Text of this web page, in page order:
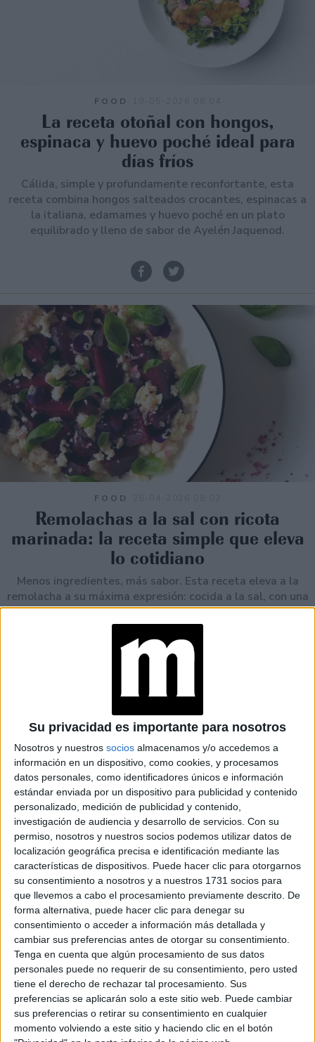
Su privacidad es importante para nosotros
Nosotros y nuestros socios almacenamos y/o accedemos a
información en un dispositivo, como cookies, y procesamos
datos personales, como identificadores únicos e información
estándar enviada por un dispositivo para publicidad y contenido
personalizado, medición de publicidad y contenido,
investigación de audiencia y desarrollo de servicios. Con su
permiso, nosotros y nuestros socios podemos utilizar datos de
localización geográfica precisa e identificación mediante las
características de dispositivos. Puede hacer clic para otorgarnos
su consentimiento a nosotros y a nuestros 1731 socios para
que llevemos a cabo el procesamiento previamente descrito. De
forma alternativa, puede hacer clic para denegar su
consentimiento o acceder a información más detallada y
cambiar sus preferencias antes de otorgar su consentimiento.
Tenga en cuenta que algún procesamiento de sus datos
personales puede no requerir de su consentimiento, pero usted
tiene el derecho de rechazar tal procesamiento. Sus
preferencias se aplicarán solo a este sitio web. Puede cambiar
sus preferencias o retirar su consentimiento en cualquier
momento volviendo a este sitio y haciendo clic en el botón
FOOD
La receta otoñal con hongos,
espinaca y huevo poché ideal para
días fríos
Cálida, simple y profundamente reconfortante, esta
receta combina hongos salteados crocantes, espinacas a
la italiana, edamames y huevo poché en un plato
equilibrado y lleno de sabor de Ayelén Jaquenod.
FOOD
Remolachas a la sal con ricota
marinada: la receta simple que eleva
lo cotidiano
Menos ingredientes, más sabor. Esta receta eleva a la
remolacha a su máxima expresión: cocida a la sal, con una
textura intensa y acompañada por la frescura de una
ricota marinada y albahaca. Un plato de Aye Jaquenod
que demuestra que lo simple también puede ser
extraordinario.
FOOD01-04-2026 17:02
Receta de otoño: cómo hacer
zanahorias asadas con hummus
casero
Simple, cálida y consciente, esta receta de zanahorias
orgánicas asadas con hummus invita a reconectar con los